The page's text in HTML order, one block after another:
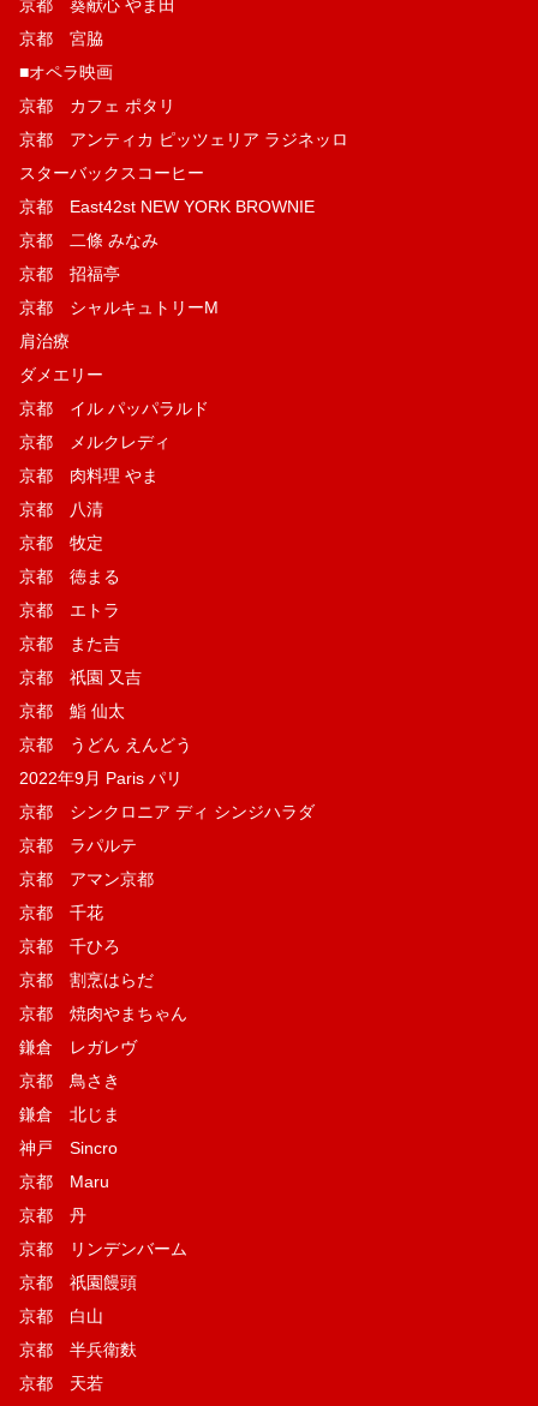
京都 葵献心 やま田
京都 宮脇
■オペラ映画
京都 カフェ ポタリ
京都 アンティカ ピッツェリア ラジネッロ
スターバックスコーヒー
京都 East42st NEW YORK BROWNIE
京都 二條 みなみ
京都 招福亭
京都 シャルキュトリーM
肩治療
ダメエリー
京都 イル パッパラルド
京都 メルクレディ
京都 肉料理 やま
京都 八清
京都 牧定
京都 徳まる
京都 エトラ
京都 また吉
京都 祇園 又吉
京都 鮨 仙太
京都 うどん えんどう
2022年9月 Paris パリ
京都 シンクロニア ディ シンジハラダ
京都 ラパルテ
京都 アマン京都
京都 千花
京都 千ひろ
京都 割烹はらだ
京都 焼肉やまちゃん
鎌倉 レガレヴ
京都 鳥さき
鎌倉 北じま
神戸 Sincro
京都 Maru
京都 丹
京都 リンデンバーム
京都 祇園饅頭
京都 白山
京都 半兵衛麩
京都 天若